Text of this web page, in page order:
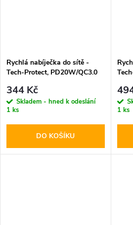
Rychlá nabíječka do sítě -
Tech-Protect, PD20W/QC3.0
344 Kč
Skladem - hned k odeslání
1 ks
DO KOŠÍKU
1 ks